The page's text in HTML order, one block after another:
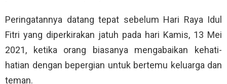
Peringatannya datang tepat sebelum Hari Raya Idul
Fitri yang diperkirakan jatuh pada hari Kamis, 13 Mei
2021, ketika orang biasanya mengabaikan kehati-
hatian dengan bepergian untuk bertemu keluarga dan
teman.